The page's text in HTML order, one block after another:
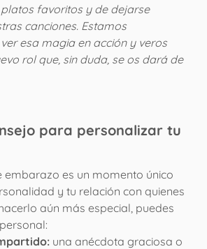
favoritos y de dejarse
canciones. Estamos
esa magia en acción y veros
rol que, sin duda, se os dará de
para personalizar tu
embarazo es un momento único
y tu relación con quienes
aún más especial, puedes
una anécdota graciosa o